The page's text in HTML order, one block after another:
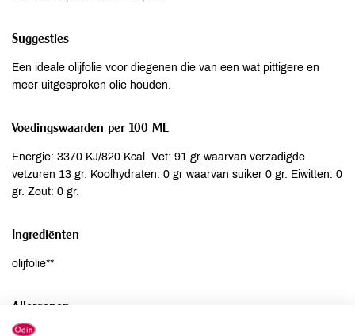
Suggesties
Een ideale olijfolie voor diegenen die van een wat pittigere en
meer uitgesproken olie houden.
Voedingswaarden per 100 ML
Energie: 3370 KJ/820 Kcal. Vet: 91 gr waarvan verzadigde
vetzuren 13 gr. Koolhydraten: 0 gr waarvan suiker 0 gr. Eiwitten: 0
gr. Zout: 0 gr.
Ingrediënten
olijfolie**
Allergenen